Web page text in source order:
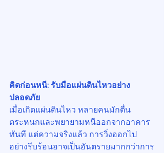
คิดก่อนหนี: รับมือแผ่นดินไหวอย่าง
ปลอดภัย
เมื่อเกิดแผ่นดินไหว หลายคนมักตื่น
ตระหนกและพยายามหนีออกจากอาคาร
ทันที แต่ความจริงแล้ว การวิ่งออกไป
อย่างรีบร้อนอาจเป็นอันตรายมากกว่าการ